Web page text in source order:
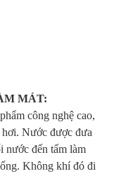
MÁT:
công nghệ cao,
hơi. Nước được đưa
nước đến tấm làm
Không khí đó đi